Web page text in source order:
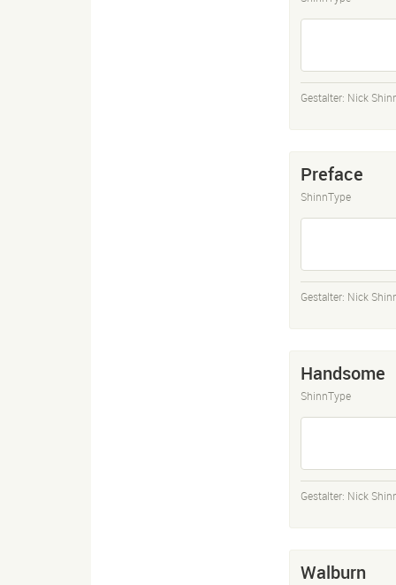
Gestalter: Nick
Preface
ShinnType
Gestalter: Nick
Handsome
ShinnType
Gestalter: Nick
Walburn